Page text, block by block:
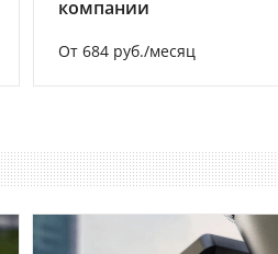
компании
От 684 руб./месяц